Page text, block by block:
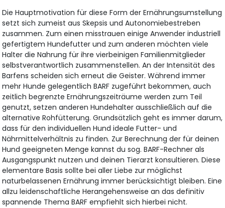
Die Hauptmotivation für diese Form der Ernährungsumstellung
setzt sich zumeist aus Skepsis und Autonomiebestreben
zusammen. Zum einen misstrauen einige Anwender industriell
gefertigtem Hundefutter und zum anderen möchten viele
Halter die Nahrung für ihre vierbeinigen Familienmitglieder
selbstverantwortlich zusammenstellen. An der Intensität des
Barfens scheiden sich erneut die Geister. Während immer
mehr Hunde gelegentlich BARF zugeführt bekommen, auch
zeitlich begrenzte Ernährungszeiträume werden zum Teil
genutzt, setzen anderen Hundehalter ausschließlich auf die
alternative Rohfütterung. Grundsätzlich geht es immer darum,
dass für den individuellen Hund ideale Futter- und
Nährmittelverhältnis zu finden. Zur Berechnung der für deinen
Hund geeigneten Menge kannst du sog. BARF-Rechner als
Ausgangspunkt nutzen und deinen Tierarzt konsultieren. Diese
elementare Basis sollte bei aller Liebe zur möglichst
naturbelassenen Ernährung immer berücksichtigt bleiben. Eine
allzu leidenschaftliche Herangehensweise an das definitiv
spannende Thema BARF empfiehlt sich hierbei nicht.